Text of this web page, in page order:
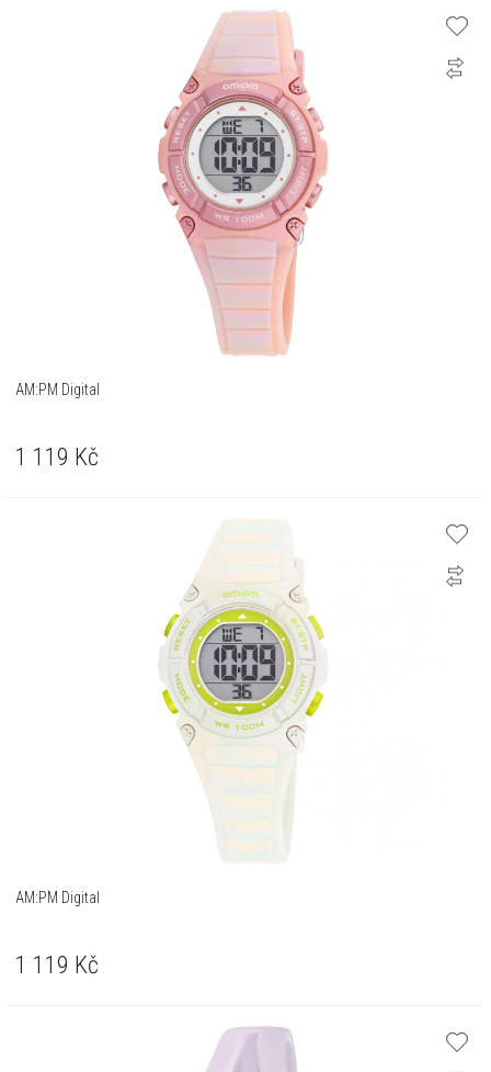
AM:PM Digital
1 119 Kč
AM:PM Digital
1 119 Kč